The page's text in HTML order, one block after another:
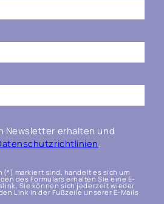
Newsletter erhalten und
.
(*) markiert sind, handelt es sich um
des Formulars erhalten Sie eine E-
Sie können sich jederzeit wieder
Link in der Fußzeile unserer E-Mails